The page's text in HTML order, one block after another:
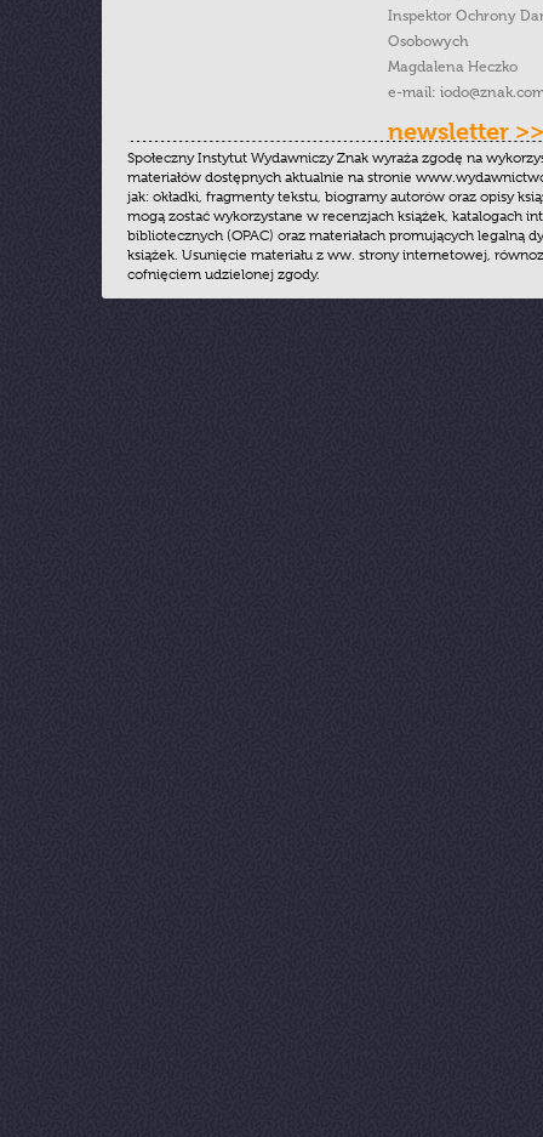
Inspektor Ochrony
Osobowych
Magdalena Heczko
e-mail:
newsletter >>
Społeczny Instytut Wydawniczy Znak wyraża zgodę na
materiałów dostępnych aktualnie na stronie
jak: okładki, fragmenty tekstu, biogramy autorów oraz opisy
mogą zostać wykorzystane w recenzjach książek, katalogach
bibliotecznych (OPAC) oraz materiałach promujących legalną
książek. Usunięcie materiału z ww. strony internetowej,
cofnięciem udzielonej zgody.